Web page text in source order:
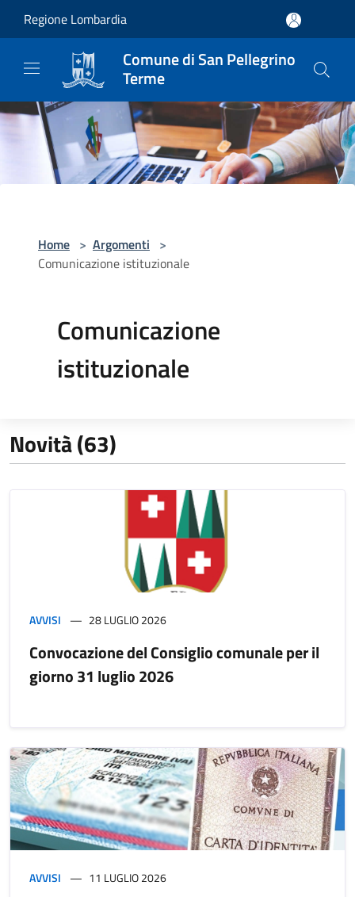
Regione Lombardia
Comune di San Pellegrino
Terme
Home > Argomenti >
Comunicazione istituzionale
Comunicazione
istituzionale
Novità (63)
AVVISI 28 LUGLIO 2026
Convocazione del Consiglio comunale per il
giorno 31 luglio 2026
AVVISI 11 LUGLIO 2026